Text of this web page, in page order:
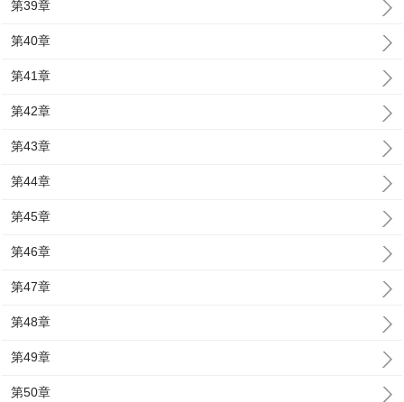
第39章
第40章
第41章
第42章
第43章
第44章
第45章
第46章
第47章
第48章
第49章
第50章